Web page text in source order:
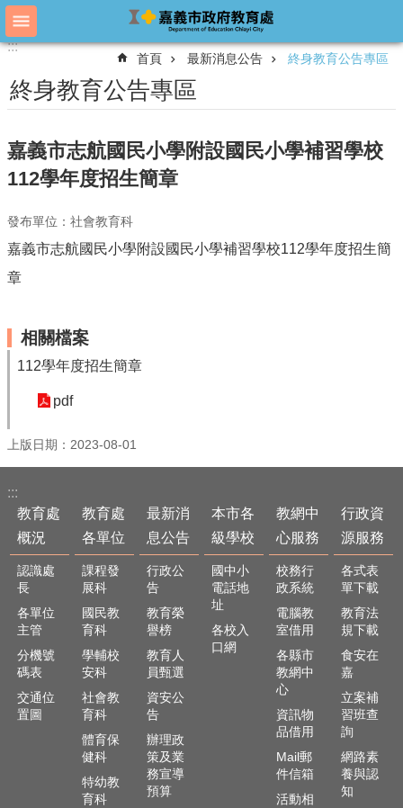
跳到主要內容區塊
進
搜
尋
育
概
況
教
各
位
消
告
本
市
各
級
學
校
教
網
中
心
::::::
首頁 最新消息公告 終身教育公告專區
終身教育公告專區
嘉義市志航國民小學附設國民小學補習學校
112學年度招生簡章
發布單位：社會教育科
嘉義市志航國民小學附設國民小學補習學校112學年度招生簡
章
相關檔案
112學年度招生簡章
pdf
上版日期：2023-08-01
:::
教育處
概況
認識處
長
各單位
主管
分機號
碼表
交通位
置圖
教育處
各單位
課程發
展科
國民教
育科
學輔校
安科
社會教
育科
體育保
健科
特幼教
育科
最新消
息公告
行政公
告
教育榮
譽榜
教育人
員甄選
資安公
告
辦理政
策及業
務宣導
預算
本市各
級學校
國中小
電話地
址
各校入
口網
教網中
心服務
校務行
政系統
電腦教
室借用
各縣市
教網中
心
資訊物
品借用
Mail郵
件信箱
活動相
行政資
源服務
各式表
單下載
教育法
規下載
食安在
嘉
立案補
習班查
詢
網路素
養與認
知